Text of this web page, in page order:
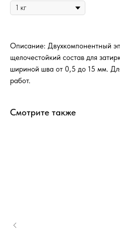
Описание: Двухкомпонентный
щелочестойкий состав для
шириной шва от 0,5 до 15 мм.
работ.
Смотрите также